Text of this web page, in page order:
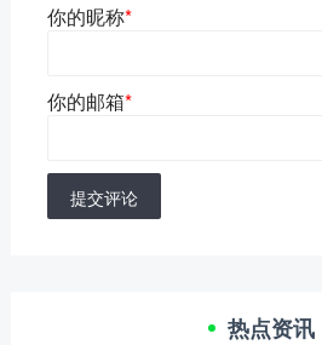
你的昵称*
你的邮箱*
提交评论
热点资讯